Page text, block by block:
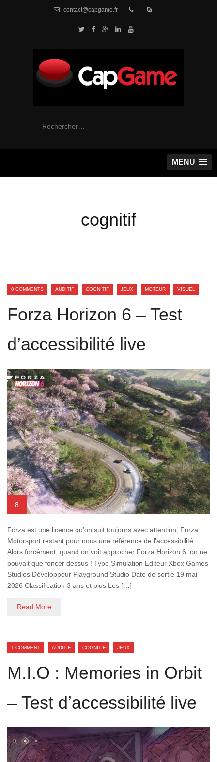
contact@capgame.fr
Rechercher :
MENU
cognitif
0 COMMENTS AUDITIF COGNITIF JEUX MOTEUR VISUEL
Forza Horizon 6 – Test
d’accessibilité live
8
Forza est une licence qu’on suit toujours avec attention, Forza
Motorsport restant pour nous une référence de l’accessibilité.
Alors forcément, quand on voit approcher Forza Horizon 6, on ne
pouvait que foncer dessus ! Type Simulation Editeur Xbox Games
Studios Développeur Playground Studio Date de sortie 19 mai
2026 Classification 3 ans et plus Les […]
Read More
1 COMMENT AUDITIF COGNITIF JEUX
M.I.O : Memories in Orbit
– Test d’accessibilité live